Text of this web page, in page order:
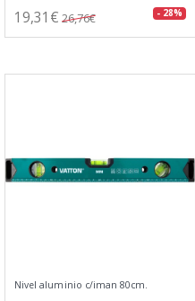
19,31€ 26,76€ - 28%
Nivel aluminio c/iman 80cm.